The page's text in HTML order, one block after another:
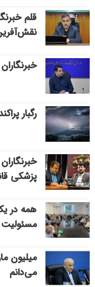
قلم
رگبار
پزشکی
همه در
میلیون
می‌دانم